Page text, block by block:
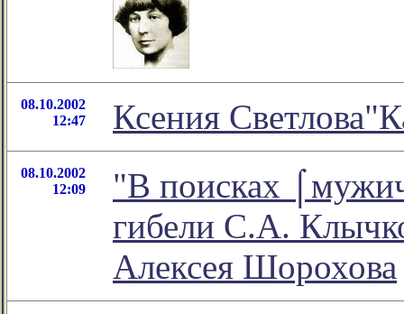
08.10.2002
12:47
Ксения
08.10.2002
12:09
"В поисках
гибели С.А.
Алексея Шорохова